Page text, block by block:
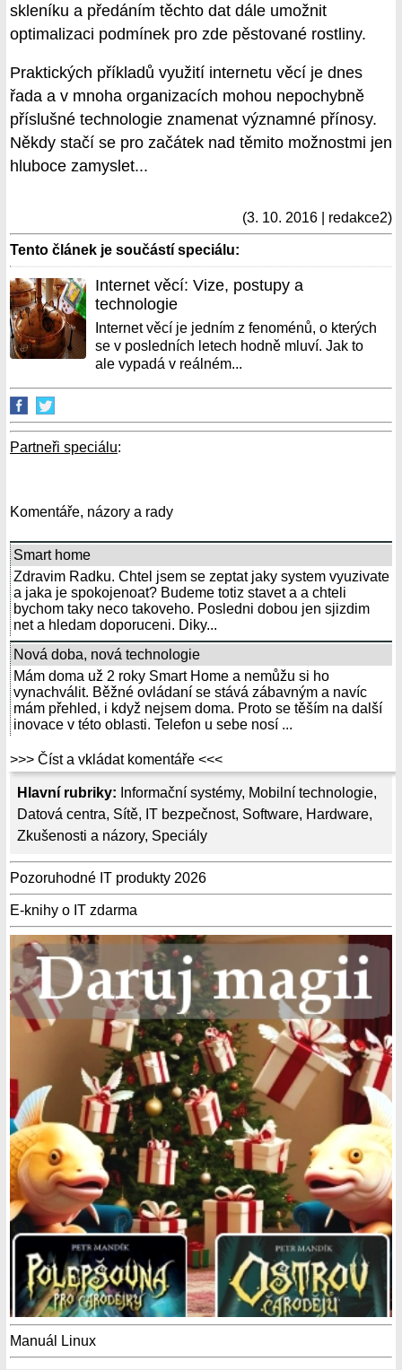
Hlavní rubriky: Informační systémy, Mobilní technologie,
Datová centra, Sítě, IT bezpečnost, Software, Hardware,
Zkušenosti a názory, Speciály
Pozoruhodné IT produkty 2026
E-knihy o IT zdarma
Manuál Linux
skleníku a předáním těchto dat dále umožnit
optimalizaci podmínek pro zde pěstované rostliny.
Praktických příkladů využití internetu věcí je dnes
řada a v mnoha organizacích mohou nepochybně
příslušné technologie znamenat významné přínosy.
Někdy stačí se pro začátek nad těmito možnostmi jen
hluboce zamyslet...
(3. 10. 2016 | redakce2)
Tento článek je součástí speciálu:
Internet věcí: Vize, postupy a
technologie
Internet věcí je jedním z fenoménů, o kterých
se v posledních letech hodně mluví. Jak to
ale vypadá v reálném...
Partneři speciálu:
Komentáře, názory a rady
Smart home
Zdravim Radku. Chtel jsem se zeptat jaky system vyuzivate
a jaka je spokojenoat? Budeme totiz stavet a a chteli
bychom taky neco takoveho. Posledni dobou jen sjizdim
net a hledam doporuceni. Diky...
Nová doba, nová technologie
Mám doma už 2 roky Smart Home a nemůžu si ho
vynachválit. Běžné ovládaní se stává zábavným a navíc
mám přehled, i když nejsem doma. Proto se těším na další
inovace v této oblasti. Telefon u sebe nosí ...
>>> Číst a vkládat komentáře <<<